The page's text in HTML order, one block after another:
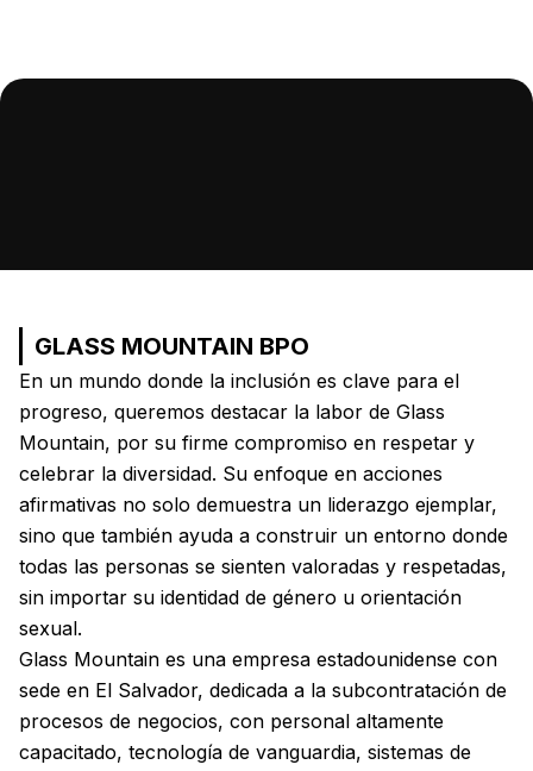
GLASS MOUNTAIN BPO
En un mundo donde la inclusión es clave para el
progreso, queremos destacar la labor de Glass
Mountain, por su firme compromiso en respetar y
celebrar la diversidad. Su enfoque en acciones
afirmativas no solo demuestra un liderazgo ejemplar,
sino que también ayuda a construir un entorno donde
todas las personas se sienten valoradas y respetadas,
sin importar su identidad de género u orientación
sexual.
Glass Mountain es una empresa estadounidense con
sede en El Salvador, dedicada a la subcontratación de
procesos de negocios, con personal altamente
capacitado, tecnología de vanguardia, sistemas de